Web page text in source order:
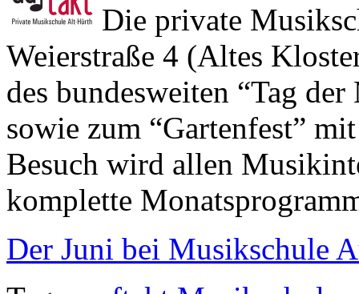
Die private
Weierstraße 4 (Altes
des bundesweiten “Tag
sowie zum “Gartenfest”
Besuch wird allen
komplette
Der Juni bei Musikschule